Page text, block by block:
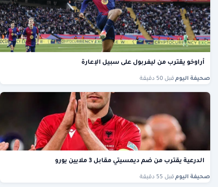
أراوخو يقترب من ليفربول على سبيل الإعارة
صحيفة اليوم قبل 50 دقيقة
الدرعية يقترب من ضم ديمسيتي مقابل 3 ملايين يورو
صحيفة اليوم قبل 55 دقيقة